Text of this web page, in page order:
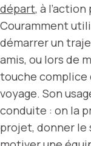
départ, à
Couramment
démarrer un
amis, ou lors de
touche complice
voyage. Son
conduite : on la
projet, donner le